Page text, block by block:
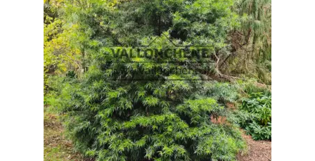
pueden
elegir
en
la
página
de
producto